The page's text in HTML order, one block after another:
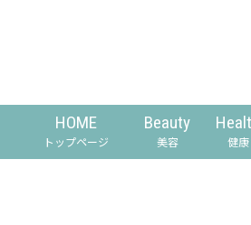
HOME
トップページ
Beauty
美容 健康